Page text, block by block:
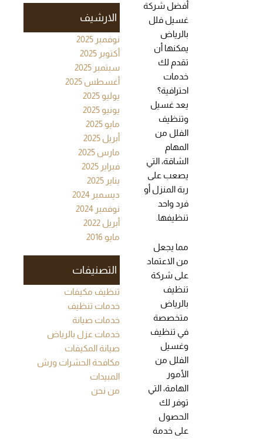
أفضل شركة
غسيل فلل
بالرياض
يمكنها أن
تقدم لك
خدمات
احترافية؟
يعد غسيل
وتنظيف
الفلل من
المهام
الشاقة، التي
يصعب على
ربة المنزل أو
فرد واحد
تنظيفها.
مما يجعل
من الاعتماد
على شركة
تنظيف
بالرياض
متخصصة
في تنظيف
وغسيل
الفلل من
الأمور
الهامة، التي
توفر لك
الحصول
على خدمة
الارشيف
نوفمبر 2025
أكتوبر 2025
سبتمبر 2025
أغسطس 2025
يوليو 2025
يونيو 2025
مايو 2025
أبريل 2025
مارس 2025
فبراير 2025
يناير 2025
ديسمبر 2024
نوفمبر 2024
أبريل 2022
مايو 2016
التصنيفات
تنظيف مكيفات
خدمات تنظيف
خدمات صيانة
خدمات عزل بالرياض
صيانة المكيفات
مكافحة الحشرات ورش
المبيدات
من نحن